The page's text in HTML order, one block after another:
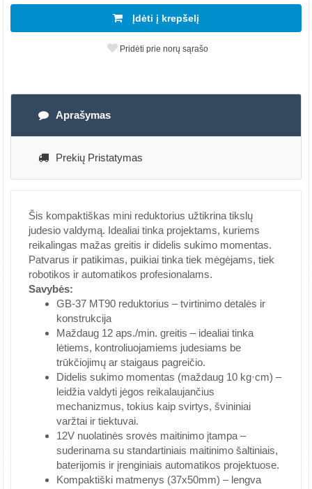
Įdėti į krepšelį
Pridėti prie norų sąrašo
Aprašymas
Prekių Pristatymas
Šis kompaktiškas mini reduktorius užtikrina tikslų
judesio valdymą. Idealiai tinka projektams, kuriems
reikalingas mažas greitis ir didelis sukimo momentas.
Patvarus ir patikimas, puikiai tinka tiek mėgėjams, tiek
robotikos ir automatikos profesionalams.
Savybės:
GB-37 MT90 reduktorius – tvirtinimo detalės ir
konstrukcija
Maždaug 12 aps./min. greitis – idealiai tinka
lėtiems, kontroliuojamiems judesiams be
trūkčiojimų ar staigaus pagreičio.
Didelis sukimo momentas (maždaug 10 kg·cm) –
leidžia valdyti jėgos reikalaujančius
mechanizmus, tokius kaip svirtys, švininiai
varžtai ir tiektuvai.
12V nuolatinės srovės maitinimo įtampa –
suderinama su standartiniais maitinimo šaltiniais,
baterijomis ir įrenginiais automatikos projektuose.
Kompaktiški matmenys (37x50mm) – lengva